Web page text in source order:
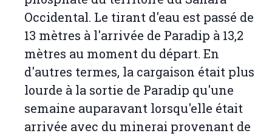
Occidental. Le tirant d'eau est passé de
13 mètres à l'arrivée de Paradip à 13,2
mètres au moment du départ. En
d'autres termes, la cargaison était plus
lourde à la sortie de Paradip qu'une
semaine auparavant lorsqu'elle était
arrivée avec du minerai provenant de